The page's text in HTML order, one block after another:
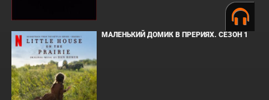
МАЛЕНЬКИЙ ДОМИК В ПРЕРИЯХ. СЕЗОН 1